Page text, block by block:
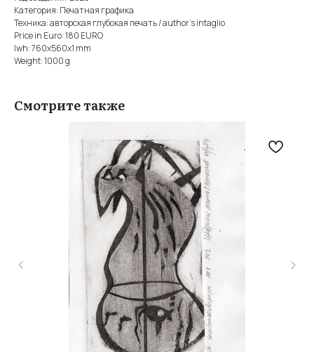
Категория: Печатная графика
Техника: авторская глубокая печать / author's intaglio
Price in Euro: 180 EURO
lwh: 760x560x1 mm
Weight: 1000 g
Смотрите также